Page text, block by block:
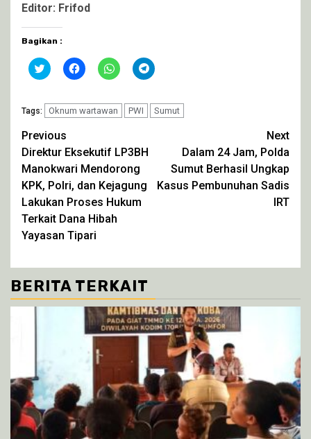
Editor: Frifod
Bagikan :
Klik
untuk
Twitter(Membuka
di
jendela
yang
baru)
Klik
untuk
Facebook(Membuka
di
jendela
Klik
untuk
WhatsApp(Membuka
di
jendela
Klik
untuk
Telegram(Membuka
di
jendela
Tags: Oknum wartawan PWI Sumut
Continue
Reading
Previous
Direktur Eksekutif LP3BH
Manokwari Mendorong
KPK, Polri, dan Kejagung
Lakukan Proses Hukum
Terkait Dana Hibah
Yayasan Tipari
Next
Dalam 24 Jam, Polda
Sumut Berhasil Ungkap
Kasus Pembunuhan Sadis
IRT
BERITA TERKAIT